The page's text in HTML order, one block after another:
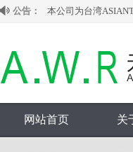
公告：
网站首页 关